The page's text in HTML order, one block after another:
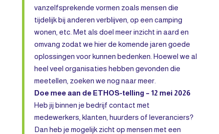
vanzelfsprekende vormen zoals mensen die
tijdelijk bij anderen verblijven, op een camping
wonen, etc. Met als doel meer inzicht in aard en
omvang zodat we hier de komende jaren goede
oplossingen voor kunnen bedenken. Hoewel we al
heel veel organisaties hebben gevonden die
meetellen, zoeken we nog naar meer.
Doe mee aan de ETHOS‑telling – 12 mei 2026
Heb jij binnen je bedrijf contact met
medewerkers, klanten, huurders of leveranciers?
Dan heb je mogelijk zicht op mensen met een